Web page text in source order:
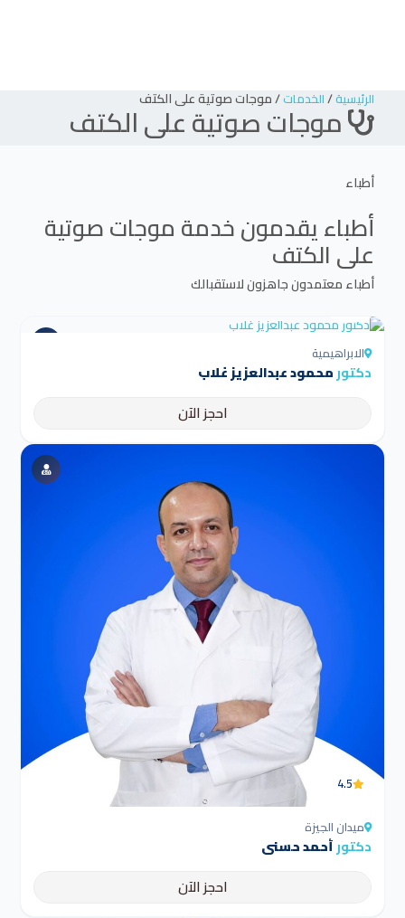
الرئيسية/الخدمات/موجات صوتية على الكتف
موجات صوتية على الكتف
أطباء
أطباء يقدمون خدمةموجات صوتية
على الكتف
أطباء معتمدون جاهزون لاستقبالك
الابراهيمية
دكتورمحمود عبدالعزيز غلاب
احجز الآن
4.5
ميدان الجيزة
دكتورأحمد حسنى
احجز الآن